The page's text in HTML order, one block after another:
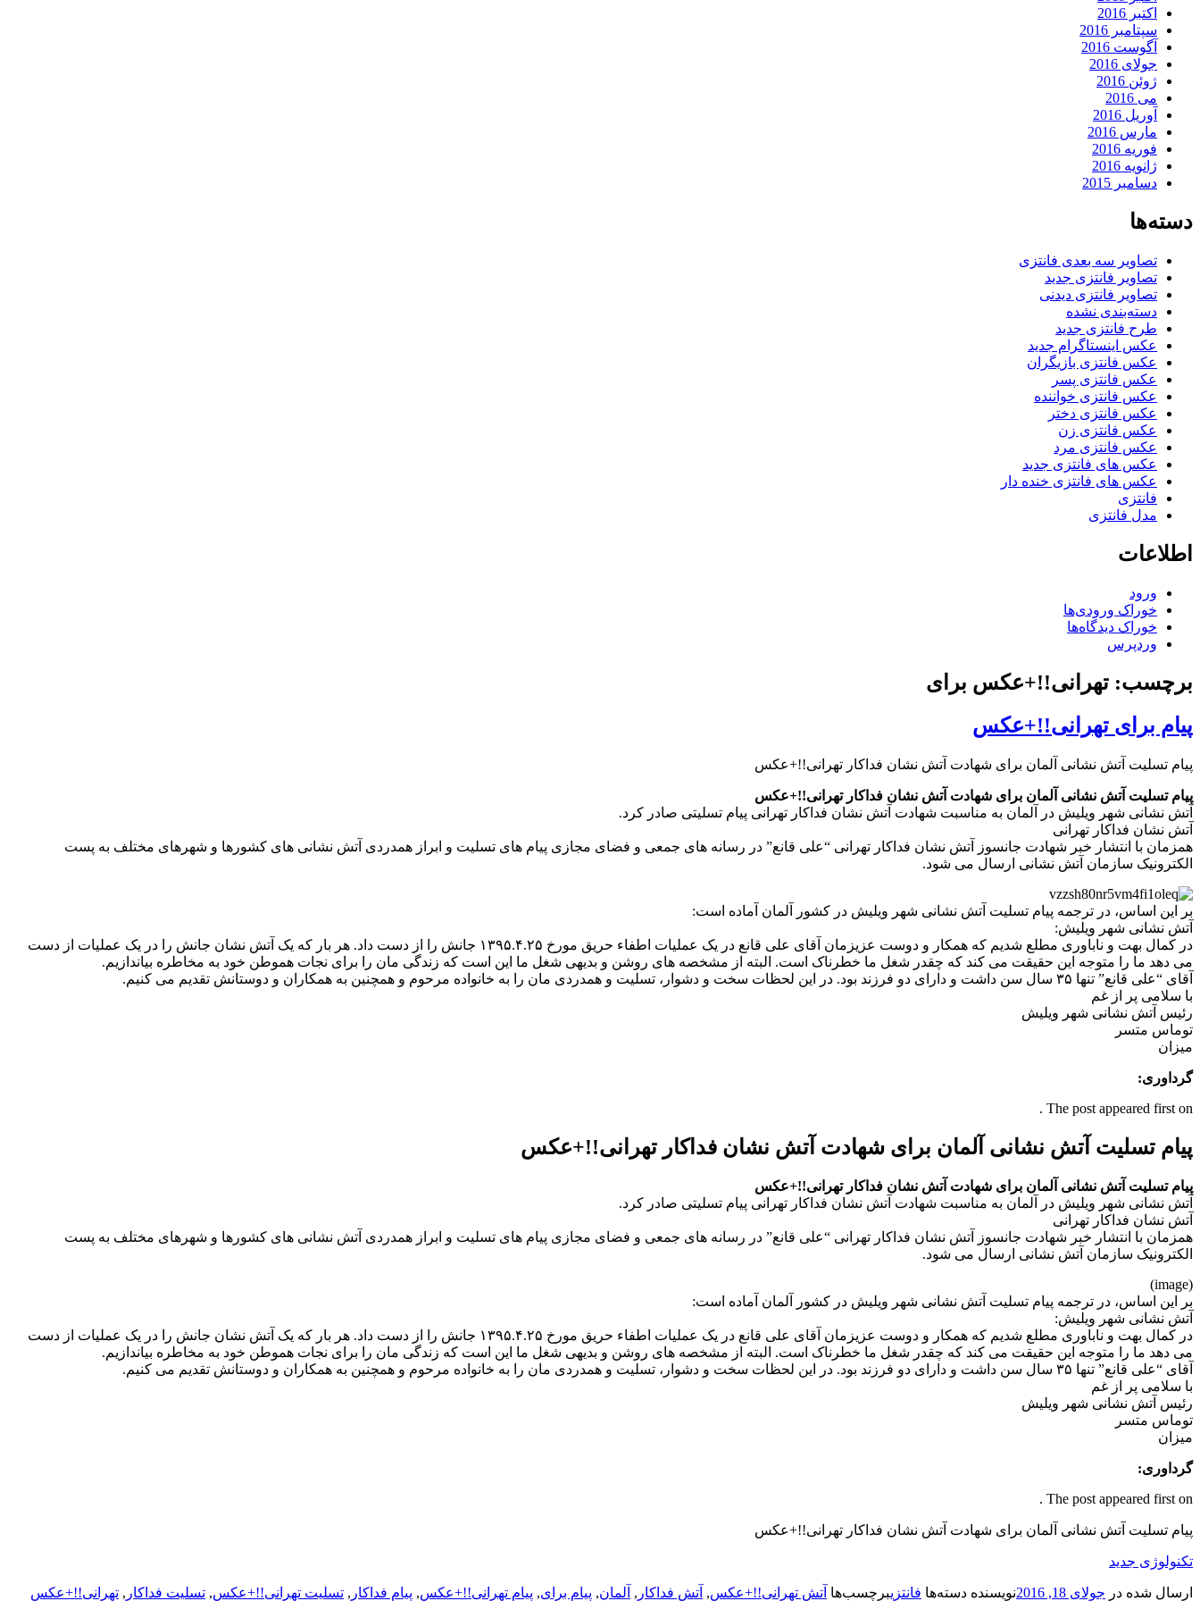
اکتبر 2016
سپتامبر 2016
آگوست 2016
جولای 2016
ژوئن 2016
می 2016
آوریل 2016
مارس 2016
فوریه 2016
ژانویه 2016
دسامبر 2015
دسته‌ها
تصاویر سه بعدی فانتزی
تصاویر فانتزی جدید
تصاویر فانتزی دیدنی
دسته‌بندی نشده
طرح فانتزی جدید
عکس اینستاگرام جدید
عکس فانتزی بازیگران
عکس فانتزی پسر
عکس فانتزی خواننده
عکس فانتزی دختر
عکس فانتزی زن
عکس فانتزی مرد
عکس های فانتزی جدید
عکس های فانتزی خنده دار
فانتزی
مدل فانتزی
اطلاعات
ورود
خوراک ورودی‌ها
خوراک دیدگاه‌ها
وردپرس
برچسب: تهرانی!!+عکس برای
پیام برای تهرانی!!+عکس
پیام تسلیت آتش نشانی آلمان برای شهادت آتش نشان فداکار تهرانی!!+عکس
پیام تسلیت آتش نشانی آلمان برای شهادت آتش نشان فداکار تهرانی!!+عکس
آتش نشانی شهر ویلیش در آلمان به مناسبت شهادت آتش نشان فداکار تهرانی پیام تسلیتی صادر کرد.
آتش نشان فداکار تهرانی
همزمان با انتشار خبر شهادت جانسوز آتش نشان فداکار تهرانی “علی قانع” در رسانه های جمعی و فضای مجازی پیام های تسلیت و ابراز همدردی آتش نشانی های کشورها و شهرهای مختلف به پست
الکترونیک سازمان آتش نشانی ارسال می شود.
بر این اساس، در ترجمه پیام تسلیت آتش نشانی شهر ویلیش در کشور آلمان آماده است:
آتش نشانی شهر ویلیش:
در کمال بهت و ناباوری مطلع شدیم که همکار و دوست عزیزمان آقای علی قانع در یک عملیات اطفاء حریق مورخ ۱۳۹۵.۴.۲۵ جانش را از دست داد. هر بار که یک آتش نشان جانش را در یک عملیات از دست
می دهد ما را متوجه این حقیقت می کند که چقدر شغل ما خطرناک است. البته از مشخصه های روشن و بدیهی شغل ما این است که زندگی مان را برای نجات هموطن خود به مخاطره بیاندازیم.
آقای “علی قانع” تنها ۳۵ سال سن داشت و دارای دو فرزند بود. در این لحظات سخت و دشوار، تسلیت و همدردی مان را به خانواده مرحوم و همچنین به همکاران و دوستانش تقدیم می کنیم.
با سلامی پر از غم
رئیس آتش نشانی شهر ویلیش
توماس متسر
میزان
گرداوری:
The post appeared first on .
پیام تسلیت آتش نشانی آلمان برای شهادت آتش نشان فداکار تهرانی!!+عکس
پیام تسلیت آتش نشانی آلمان برای شهادت آتش نشان فداکار تهرانی!!+عکس
آتش نشانی شهر ویلیش در آلمان به مناسبت شهادت آتش نشان فداکار تهرانی پیام تسلیتی صادر کرد.
آتش نشان فداکار تهرانی
همزمان با انتشار خبر شهادت جانسوز آتش نشان فداکار تهرانی “علی قانع” در رسانه های جمعی و فضای مجازی پیام های تسلیت و ابراز همدردی آتش نشانی های کشورها و شهرهای مختلف به پست
الکترونیک سازمان آتش نشانی ارسال می شود.
(image)
بر این اساس، در ترجمه پیام تسلیت آتش نشانی شهر ویلیش در کشور آلمان آماده است:
آتش نشانی شهر ویلیش:
در کمال بهت و ناباوری مطلع شدیم که همکار و دوست عزیزمان آقای علی قانع در یک عملیات اطفاء حریق مورخ ۱۳۹۵.۴.۲۵ جانش را از دست داد. هر بار که یک آتش نشان جانش را در یک عملیات از دست
می دهد ما را متوجه این حقیقت می کند که چقدر شغل ما خطرناک است. البته از مشخصه های روشن و بدیهی شغل ما این است که زندگی مان را برای نجات هموطن خود به مخاطره بیاندازیم.
آقای “علی قانع” تنها ۳۵ سال سن داشت و دارای دو فرزند بود. در این لحظات سخت و دشوار، تسلیت و همدردی مان را به خانواده مرحوم و همچنین به همکاران و دوستانش تقدیم می کنیم.
با سلامی پر از غم
رئیس آتش نشانی شهر ویلیش
توماس متسر
میزان
گرداوری:
The post appeared first on .
پیام تسلیت آتش نشانی آلمان برای شهادت آتش نشان فداکار تهرانی!!+عکس
تکنولوژی جدید
ارسال شده در جولای 18, 2016 نویسنده دسته‌ها فانتزیبرچسب‌ها آتش تهرانی!!+عکس, آتش فداکار , آلمان, پیام برای, پیام تهرانی!!+عکس, پیام فداکار , تسلیت تهرانی!!+عکس, تسلیت فداکار , تهرانی!!+عکس